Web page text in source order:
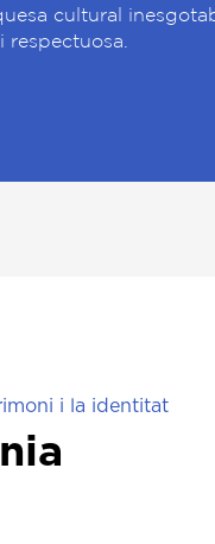
cultural
respectuosa.
i la identitat